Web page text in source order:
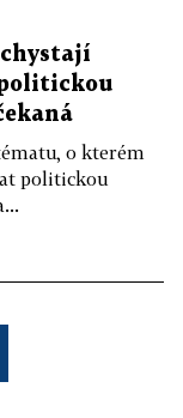
chystají
o kterém
politickou